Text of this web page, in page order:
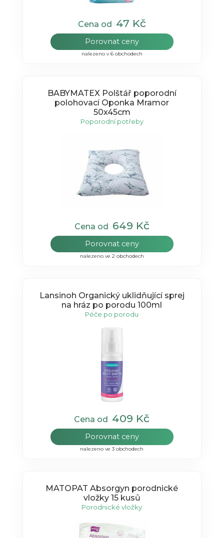
Cena od 47 Kč
Porovnat ceny
nalezeno v 6 obchodech
BABYMATEX Polštář poporodní
polohovací Oponka Mramor
50x45cm
Poporodní potřeby
Cena od 649 Kč
Porovnat ceny
nalezeno ve 2 obchodech
Lansinoh Organický uklidňující sprej
na hráz po porodu 100ml
Péče po porodu
Cena od 409 Kč
Porovnat ceny
nalezeno ve 3 obchodech
MATOPAT Absorgyn porodnické
vložky 15 kusů
Porodnické vložky